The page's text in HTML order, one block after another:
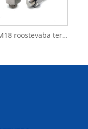
M6 M18 roostevaba teras SS304 SS316L A4-80 A2-70 keermevarras DIN975 DIN976